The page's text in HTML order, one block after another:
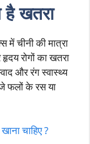
है खतरा
में चीनी की मात्रा
हृदय रोगों का खतरा
और रंग स्वास्थ्य
फलों के रस या
चाहिए ?